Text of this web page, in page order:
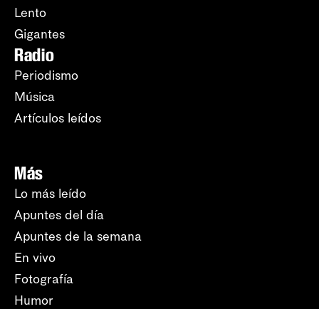
Lento
Gigantes
Radio
Periodismo
Música
Artículos leídos
Más
Lo más leído
Apuntes del día
Apuntes de la semana
En vivo
Fotografía
Humor